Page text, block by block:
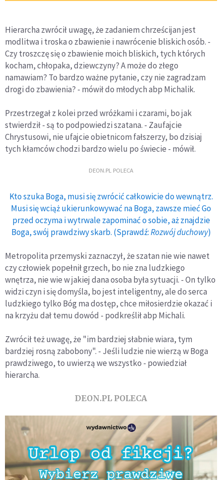
Hierarcha zwrócił uwagę, że zadaniem chrześcijan jest
modlitwa i troska o zbawienie i nawrócenie bliskich osób. -
Czy troszczę się o zbawienie moich bliskich, tych których
kocham, chłopaka, dziewczyny? A może do złego
namawiam? To bardzo ważne pytanie, czy nie zagradzam
drogi do zbawienia? - mówił do młodych abp Michalik.
Przestrzegał z kolei przed wróżkami i czarami, bo jak
stwierdził - są to podpowiedzi szatana. - Zaufajcie
Chrystusowi, nie ufajcie obietnicom fałszerzy, bo dzisiaj
tych kłamców chodzi bardzo wielu po świecie - mówił.
DEON.PL POLECA
Kto szuka Boga, musi się zwrócić całkowicie do wewnątrz.
Musi się wciąż ukierunkowywać na Boga, zawsze mieć Go
przed oczyma i wytrwale zapominać o sobie, aż znajdzie
Boga, swój prawdziwy skarb. (Sprawdź:Rozwój duchowy)
Metropolita przemyski zaznaczył, że szatan nie wie nawet
czy człowiek popełnił grzech, bo nie zna ludzkiego
wnętrza, nie wie w jakiej dana osoba była sytuacji. - On tylko
widzi czyn i się domyśla, bo jest inteligentny, ale do serca
ludzkiego tylko Bóg ma dostęp, chce miłosierdzie okazać i
na krzyżu dał temu dowód - podkreślił abp Michali.
Zwrócił też uwagę, że "im bardziej słabnie wiara, tym
bardziej rosną zabobony". - Jeśli ludzie nie wierzą w Boga
prawdziwego, to uwierzą we wszystko - powiedział
hierarcha.
DEON.PL POLECA